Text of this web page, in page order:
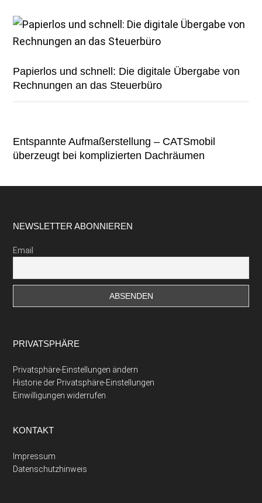
Papierlos und schnell: Die digitale Übergabe von
Rechnungen an das Steuerbüro
Entspannte Aufmaßerstellung – CATSmobil
überzeugt bei komplizierten Dachräumen
Footer
NEWSLETTER ABONNIEREN
Email
PRIVATSPHÄRE
Privatsphäre-Einstellungen ändern
Historie der Privatsphäre-Einstellungen
Einwilligungen widerrufen
KONTAKT
Impressum
Datenschutzhinweis